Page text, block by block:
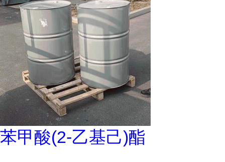
苯甲酸(2-乙基己)酯